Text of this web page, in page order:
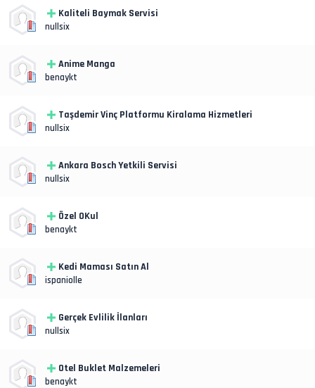
Kaliteli Baymak Servisi
nullsix
Anime Manga
benaykt
Taşdemir Vinç Platformu Kiralama Hizmetleri
nullsix
Ankara Bosch Yetkili Servisi
nullsix
Özel OKul
benaykt
Kedi Maması Satın Al
ispaniolle
Gerçek Evlilik İlanları
nullsix
Otel Buklet Malzemeleri
benaykt